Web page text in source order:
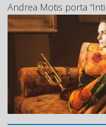
Andrea Motis porta